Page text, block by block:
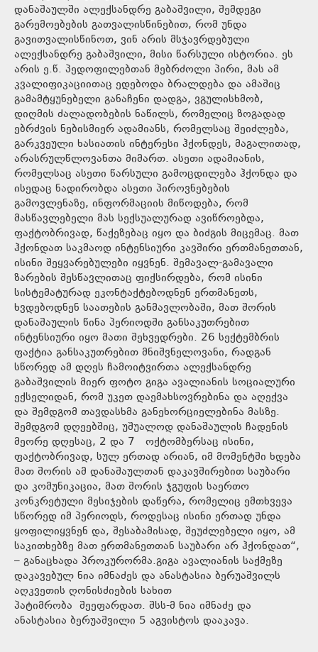
დანაშაულში ალექსანდრე გაბაშვილი, შემდეგი
გარემოებების გათვალისწინებით, რომ უნდა
გავითვალისწინოთ, ვინ არის მსჯავრდებული
ალექსანდრე გაბაშვილი, მისი წარსული ისტორია. ეს
არის ე.წ. პედოფილებთან მებრძოლი პირი, მას ამ
კვალიფიკაციითაც ედებოდა ბრალდება და ამაშიც
გამამტყუნებელი განაჩენი დადგა, ვგულისხმობ,
დიღმის ძალადობების ნაწილს, რომელიც ზოგადად
ებრძვის ნებისმიერ ადამიანს, რომელსაც შეიძლება,
გარკვეული ხასიათის ინტერესი ჰქონდეს, მაგალითად,
არასრულწლოვანთა მიმართ. ასეთი ადამიანის,
რომელსაც ასეთი წარსული გამოცდილება ჰქონდა და
ისედაც ნადირობდა ასეთი პიროვნებების
გამოვლენაზე, ინფორმაციის მიწოდება, რომ
მასწავლებელი მას სექსუალურად ავიწროებდა,
ფაქტობრივად, წაქეზებაც იყო და ბიძგის მიცემაც. მათ
ჰქონდათ საკმაოდ ინტენსიური კავშირი ერთმანეთთან,
ისინი შეყვარებულები იყვნენ. შემავალ-გამავალი
ზარების შესწავლითაც ფიქსირდება, რომ ისინი
სისტემატურად ეკონტაქტებოდნენ ერთმანეთს,
ხვდებოდნენ საათების განმავლობაში, მათ შორის
დანაშაულის წინა პერიოდში განსაკუთრებით
ინტენსიური იყო მათი შეხვედრები. 26 სექტემბრის
ფაქტია განსაკუთრებით მნიშვნელოვანი, რადგან
სწორედ ამ დღეს ჩამოიტვირთა ალექსანდრე
გაბაშვილის მიერ ფოტო გიგა ავალიანის სოციალური
ექსელიდან, რომ უკეთ დაემახსოვრებინა და აღექვა
და შემდგომ თავდასხმა განეხორციელებინა მასზე.
შემდგომ დღეებშიც, უშუალოდ დანაშაულის ჩადენის
მეორე დღესაც, 2 და 7 ოქტომბერსაც ისინი,
ფაქტობრივად, სულ ერთად არიან, იმ მომენტში ხდება
მათ შორის ამ დანაშაულთან დაკავშირებით საუბარი
და კომუნიკაცია, მათ შორის ჯგუფის საერთო
კონკრეტული მესიჯების დაწერა, რომელიც ემთხვევა
სწორედ იმ პერიოდს, როდესაც ისინი ერთად უნდა
ყოფილიყვნენ და, შესაბამისად, შეუძლებელი იყო, ამ
საკითხებზე მათ ერთმანეთთან საუბარი არ ჰქონდათ“,
– განაცხადა პროკურორმა.გიგა ავალიანის საქმეზე
დაკავებულ ნია იმნაძეს და ანასტასია ბერუაშვილს
აღკვეთის ღონისძიების სახით
პატიმრობა შეეფარდათ. შსს-მ ნია იმნაძე და
ანასტასია ბერუაშვილი 5 აგვისტოს დააკავა.